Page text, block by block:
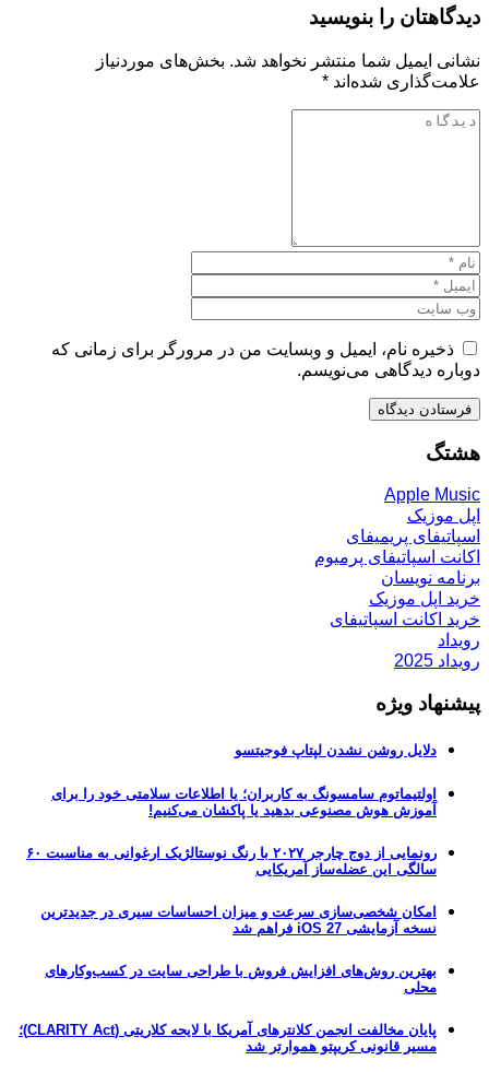
دیدگاهتان را بنویسید
نشانی ایمیل شما منتشر نخواهد شد. بخش‌های موردنیاز
علامت‌گذاری شده‌اند *
ذخیره نام، ایمیل و وبسایت من در مرورگر برای زمانی که
دوباره دیدگاهی می‌نویسم.
هشتگ
Apple Music
اپل موزیک
اسپاتیفای پریمیفای
اکانت اسپاتیفای پرمیوم
برنامه نویسان
خرید اپل موزیک
خرید اکانت اسپاتیفای
رویداد
رویداد 2025
پیشنهاد ویژه
دلایل روشن نشدن لپتاپ فوجیتسو
اولتیماتوم سامسونگ به کاربران؛ یا اطلاعات سلامتی خود را برای
آموزش هوش مصنوعی بدهید یا پاکشان می‌کنیم!
رونمایی از دوج چارجر ۲۰۲۷ با رنگ نوستالژیک ارغوانی به مناسبت ۶۰
سالگی این عضله‌ساز آمریکایی
امکان شخصی‌سازی سرعت و میزان احساسات سیری در جدیدترین
نسخه آزمایشی iOS 27 فراهم شد
بهترین روش‌های افزایش فروش با طراحی سایت در کسب‌وکارهای
محلی
پایان مخالفت انجمن کلانترهای آمریکا با لایحه کلاریتی (CLARITY Act)؛
مسیر قانونی کریپتو هموارتر شد